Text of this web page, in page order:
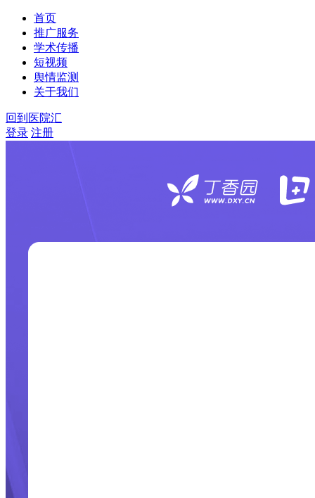
首页
推广服务
学术传播
短视频
舆情监测
关于我们
回到医院汇
登录 注册